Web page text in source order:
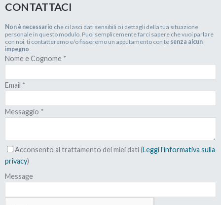
se ti trovi nell’impossibilità di pagare il tuo debito
la notifica dell’atto di precetto) allora quest’ultimo
può decidere di procedere con il “pignoramento”.
Nello specifico, il tuo creditore può decidere se
Di fatto, quindi, il pignoramento serve per mettere in
moto il procedimento di espropriazione forzata dei
tuoi beni che, nel caso della tua abitazione, ha
CONTATTACI
Non è necessario che ci lasci dati sensibili o i dettagli della tua situazione
personale in questo modulo. Puoi semplicemente farci sapere che vuoi parlare
con noi, ti contatteremo e/o fisseremo un apputamento con te senza alcun
impegno.
Nome e Cognome *
Email *
Messaggio *
Acconsento al trattamento dei miei dati (Leggi l'informativa sulla
privacy)
Message